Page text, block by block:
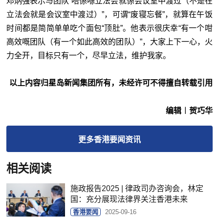
立法会就是会议室中渡过）”，可谓“废寝忘餐”，就算在午饭
时间都是简简单单吃个面包“顶肚”。他表示很庆幸“有一个咁
高效嘅团队（有一个如此高效的团队）”，大家上下一心，火
力全开，目标只有一个，尽早立法，维护我家。
以上内容归星岛新闻集团所有，未经许可不得擅自转载引用
编辑︱贺巧华
更多香港要闻资讯
相关阅读
施政报告2025 | 律政司办咨询会，林定
国：充分展现法律界关注香港未来
香港要闻 2025-09-16